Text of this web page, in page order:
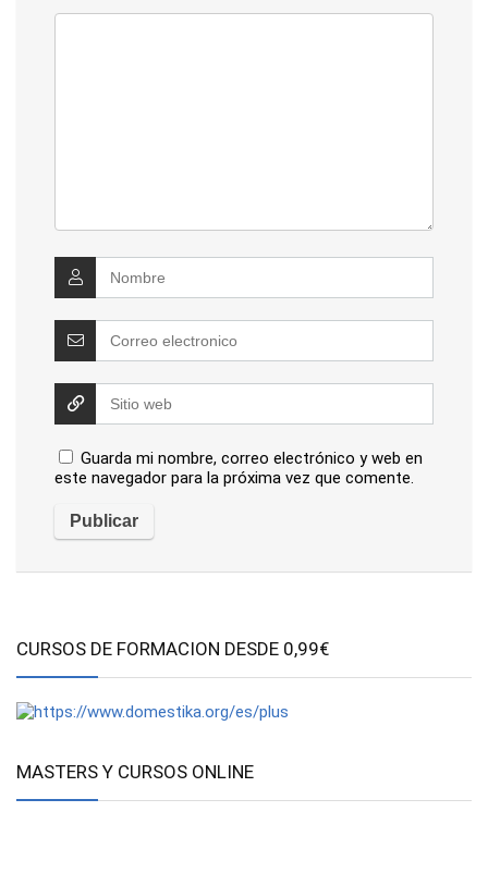
Guarda mi nombre, correo electrónico y web en
este navegador para la próxima vez que comente.
CURSOS DE FORMACION DESDE 0,99€
MASTERS Y CURSOS ONLINE